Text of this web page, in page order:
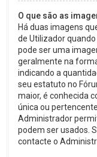
O que são as
Há duas imagens
de Utilizador
pode ser uma
geralmente na
indicando a
seu estatuto no
maior, é conhecida
única ou
Administrador
podem ser usados.
contacte o